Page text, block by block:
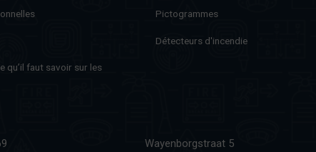
qu’il faut savoir sur les
Pictogrammes
Détecteurs d'incendie
Wayenborgstraat 5